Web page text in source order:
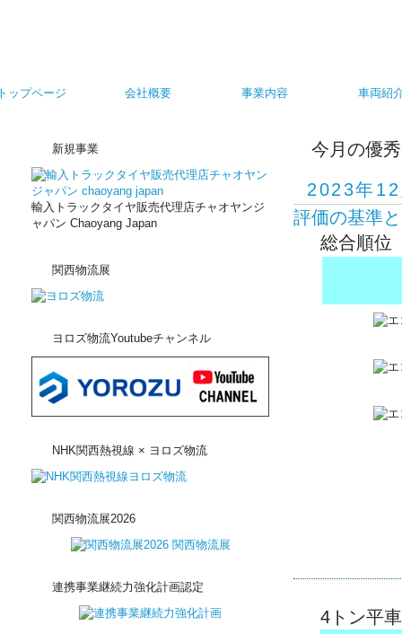
ップページ 会社概要 事業内容 車両紹
今月の優
2023年
評価の基準
総合順位
4トン平車
新規事業
輸入トラックタイヤ販売代理店チャオヤンジ
ャパン Chaoyang Japan
関西物流展
ヨロズ物流Youtubeチャンネル
NHK関西熱視線 × ヨロズ物流
関西物流展2026
連携事業継続力強化計画認定